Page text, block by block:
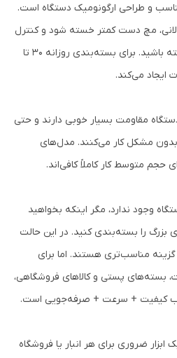
و طراحی ارگونومیک دستگاه است.
مچ دست کمتر خسته شود و کنترل
بهتری روی پیچش سلفون داشته باشید. برای بسته‌بندی روزانه ۳۰ تا
مقاومت بسیار خوبی دارند و حتی
مشکل کار می‌کنند. مدل‌های
حجم متوسط کار کاملاً کافی‌اند.
وجود ندارد، مگر اینکه بخواهید
بزرگ را بسته‌بندی کنید. در این حالت
مناسب‌تری هستند. اما برای
بسته‌های پستی و کالاهای فروشگاهی،
کیفیت + سرعت + صرفه‌جویی است.
ضروری برای هر انبار یا فروشگاه